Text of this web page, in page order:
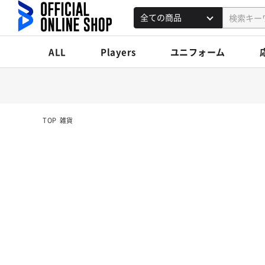
ALL Players ユニフォーム
TOP 雑貨